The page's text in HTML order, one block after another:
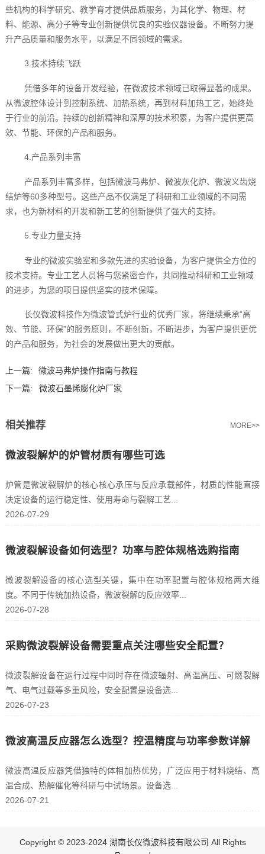
些机构的科学研究、教学育才提供品质服务，为其化学、物理、材
料、能源、高分子等专业创新提供优良的实验仪器设备。不断努力提
升产品质量和服务水平，以满足不同领域的需求。
3.技术持续飞跃
凭借多年的设备开发经验，在微波技术领域已取得显著的成果。
从微波腔体设计到控制系统、加热系统，再到材料加热工艺，始终处
于行业的前沿。持续的创新精神和深厚的技术积累，为客户提供更高
效、节能、环保的产品和服务。
4.产品系列丰富
产品系列丰富多样，包括微波马弗炉、微波灰化炉、微波义齿烧
结炉等60多种型号。这些产品不仅满足了科研和工业领域的不同需
求，也为新材料的开发和新工艺的创新提供了强大的支持。
5.专业力量支持
专业的微波实验室和多款先进的实验设备，为客户提供全方位的
技术支持。专业工艺人员将与您紧密合作，共同推动科研和工业领域
的进步，为您的项目提供坚实的技术保障。
长仪微波科技作为微波管式炉行业的优秀厂家，将继续秉承“高
效、节能、环保”的服务原则，不断创新，不断进步，为客户提供更优
的产品和服务，为社会的发展做出更大的贡献。
上一篇:
微波马弗炉操作指南与教程
下一篇:
微波石墨烯膨化炉厂家
相关推荐 MORE>>
微波裂解炉的炉管材质有哪些可选
炉管是微波裂解炉的核心核心承压与反应承载部件，材质的性能直接
决定设备的运行稳定性、使用寿命与裂解工艺...
2026-07-29
微波裂解设备如何选型？功率与腔体规格选购指南
微波裂解设备的核心选型关键，集中在功率配置与腔体规格两大维
度。不同于传统加热设备，微波裂解的反应效率...
2026-07-28
采购微波裂解设备需要重点关注哪些安全配置？
微波裂解设备在运行过程中同时存在微波辐射、高温高压、可燃裂解
气、电气过载等多重风险，安全配置是设备选...
2026-07-23
微波高温反应器怎么选型？控温精度与功率参数详解
微波高温反应器凭借独特的体相加热优势，广泛应用于材料烧结、高
温合成、热解催化等科研与中试场景。设备选...
2026-07-21
Copyright © 2023-2024 湖南长仪微波科技有限公司 All Rights